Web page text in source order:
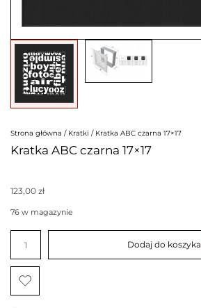
Strona główna / Kratki / Kratka ABC czarna 17×17
Kratka ABC czarna 17×17
123,00 zł
76 w magazynie
ilość
Kratka
czarna
17x17
Dodaj do koszyka